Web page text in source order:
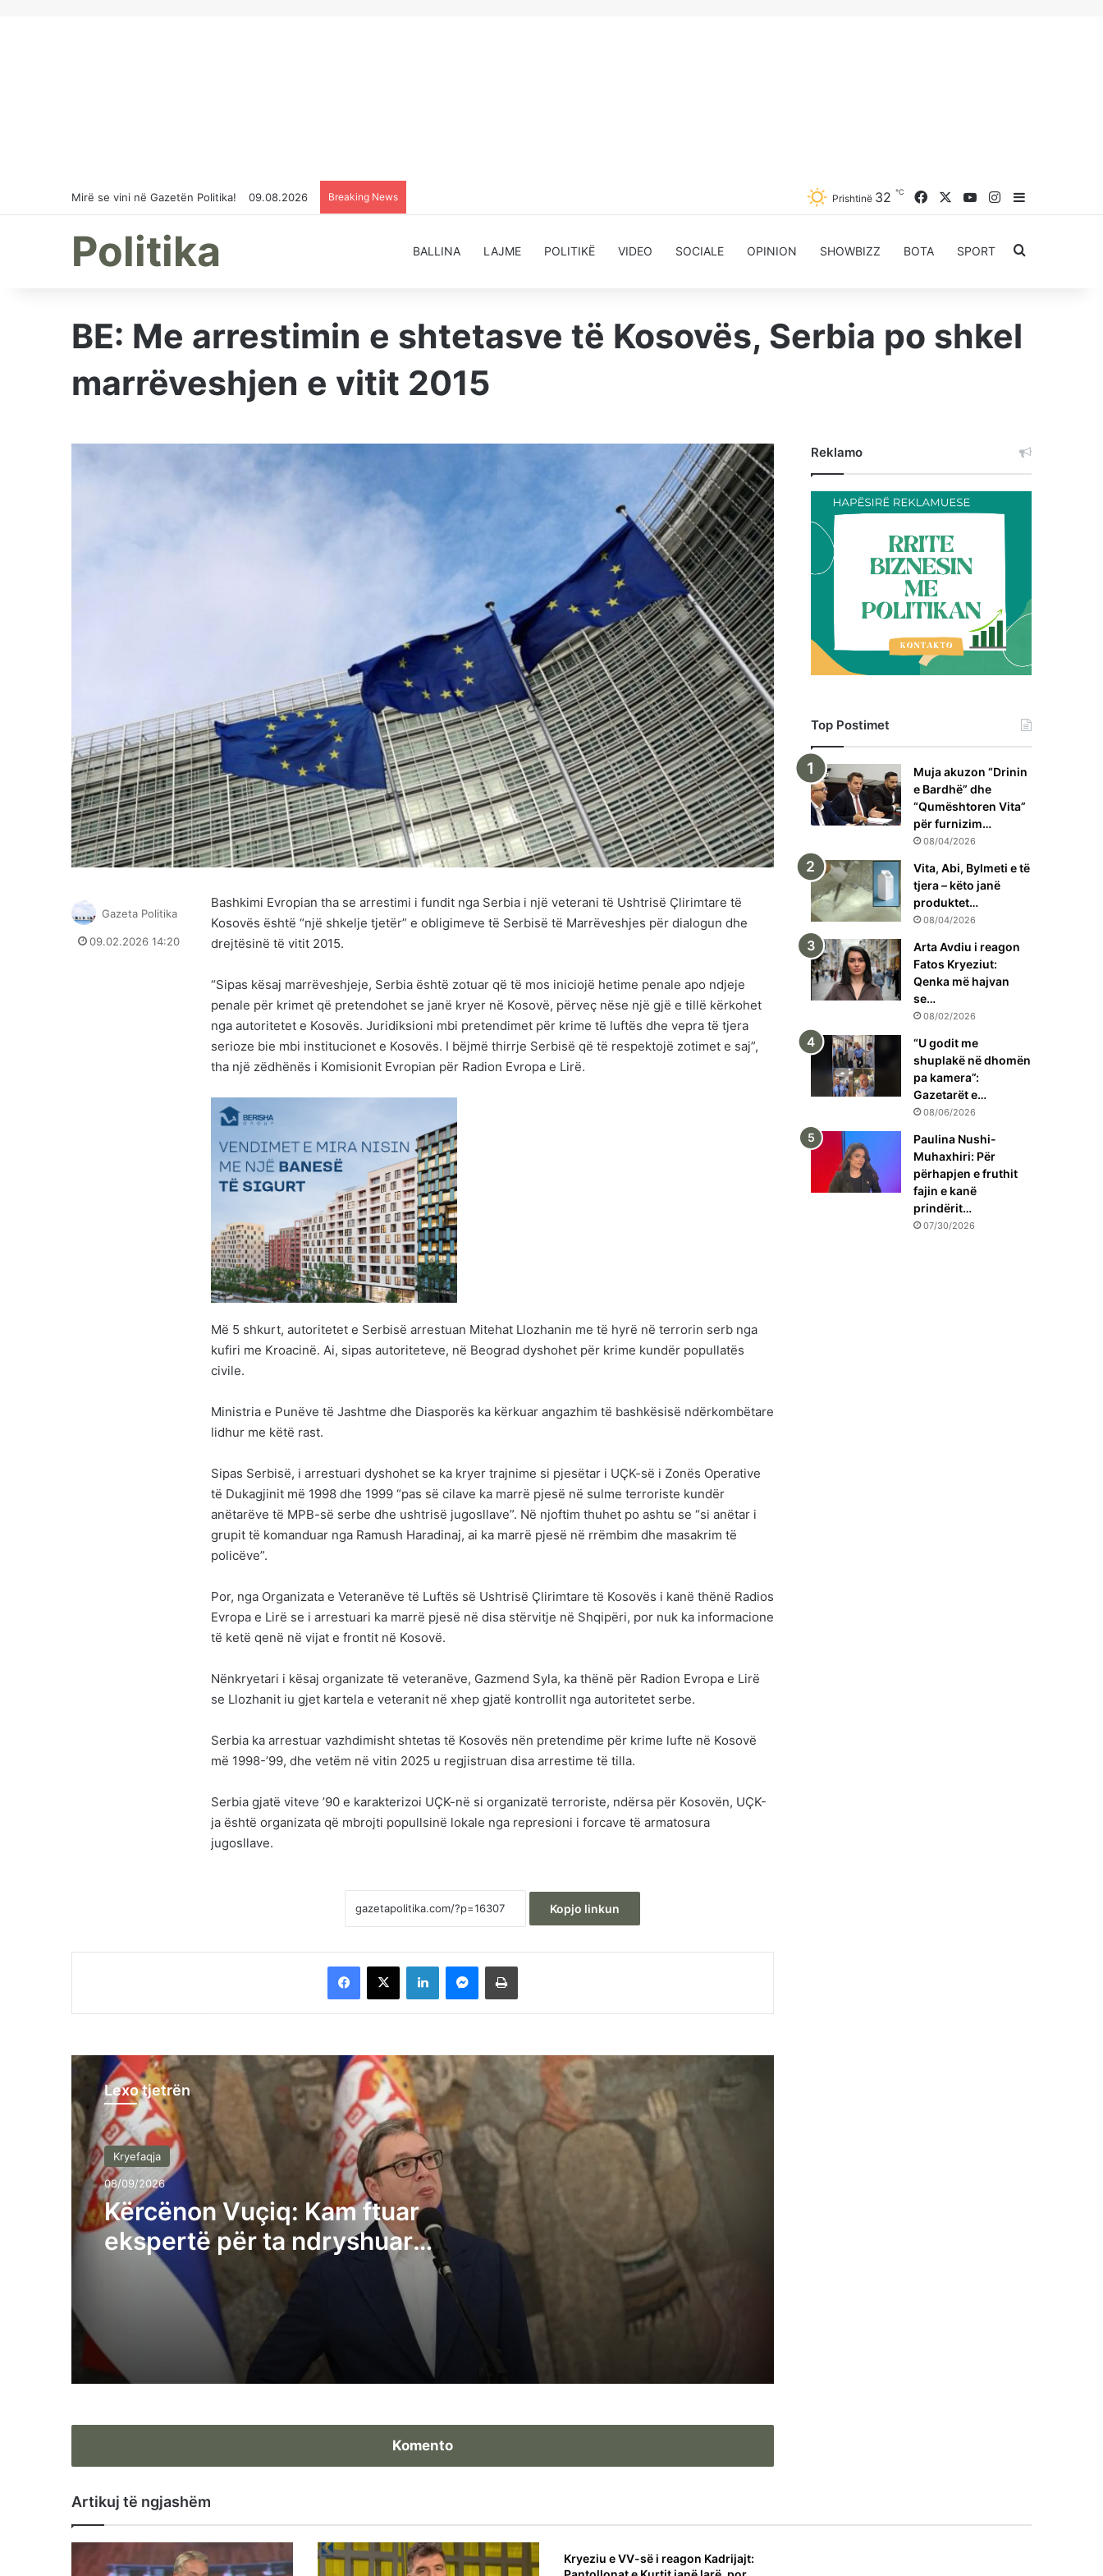
Mirë se vini në Gazetën Politika! 09.08.2026 Breaking News Prishtinë 32 ℃ FacebookYouTubeInstagram
Sidebar
Politika BALLINA LAJME POLITIKË VIDEO SOCIALE OPINION SHOWBIZZ BOTA SPORT Kërkoni
BE: Me arrestimin e shtetasve të Kosovës, Serbia po shkel
marrëveshjen e vitit 2015
Bashkimi Evropian tha se arrestimi i fundit nga Serbia i një veterani të Ushtrisë Çlirimtare të
Kosovës është “një shkelje tjetër” e obligimeve të Serbisë të Marrëveshjes për dialogun dhe
drejtësinë të vitit 2015.
“Sipas kësaj marrëveshjeje, Serbia është zotuar që të mos iniciojë hetime penale apo ndjeje
penale për krimet që pretendohet se janë kryer në Kosovë, përveç nëse një gjë e tillë kërkohet
nga autoritetet e Kosovës. Juridiksioni mbi pretendimet për krime të luftës dhe vepra të tjera
serioze bie mbi institucionet e Kosovës. I bëjmë thirrje Serbisë që të respektojë zotimet e saj”,
tha një zëdhënës i Komisionit Evropian për Radion Evropa e Lirë.
Më 5 shkurt, autoritetet e Serbisë arrestuan Mitehat Llozhanin me të hyrë në terrorin serb nga
kufiri me Kroacinë. Ai, sipas autoriteteve, në Beograd dyshohet për krime kundër popullatës
civile.
Ministria e Punëve të Jashtme dhe Diasporës ka kërkuar angazhim të bashkësisë ndërkombëtare
lidhur me këtë rast.
Sipas Serbisë, i arrestuari dyshohet se ka kryer trajnime si pjesëtar i UÇK-së i Zonës Operative
të Dukagjinit më 1998 dhe 1999 “pas së cilave ka marrë pjesë në sulme terroriste kundër
anëtarëve të MPB-së serbe dhe ushtrisë jugosllave”. Në njoftim thuhet po ashtu se “si anëtar i
grupit të komanduar nga Ramush Haradinaj, ai ka marrë pjesë në rrëmbim dhe masakrim të
policëve”.
Por, nga Organizata e Veteranëve të Luftës së Ushtrisë Çlirimtare të Kosovës i kanë thënë Radios
Evropa e Lirë se i arrestuari ka marrë pjesë në disa stërvitje në Shqipëri, por nuk ka informacione
të ketë qenë në vijat e frontit në Kosovë.
Nënkryetari i kësaj organizate të veteranëve, Gazmend Syla, ka thënë për Radion Evropa e Lirë
se Llozhanit iu gjet kartela e veteranit në xhep gjatë kontrollit nga autoritetet serbe.
Serbia ka arrestuar vazhdimisht shtetas të Kosovës nën pretendime për krime lufte në Kosovë
më 1998-’99, dhe vetëm në vitin 2025 u regjistruan disa arrestime të tilla.
Serbia gjatë viteve ’90 e karakterizoi UÇK-në si organizatë terroriste, ndërsa për Kosovën, UÇK-
ja është organizata që mbrojti popullsinë lokale nga represioni i forcave të armatosura
jugosllave.
Kopjo linkun
Gazeta Politika
09.02.2026 14:20
Facebook
X LinkedInMessengerPrintoje
Lexo tjetrën
Kryefaqja
08/09/2026
Kërcënon Vuçiq: Kam ftuar
ekspertë për ta ndryshuar
rrjedhën e Ibrit, po malltretojnë
popullin tonë – të shohim si do
sillen shqiptarët
Kërcënon Vuçiq: Kam ftuar ekspertë për ta
ndryshuar rrjedhën e Ibrit, po malltretojnë
popullin tonë – të shohim si do sillen
shqiptarët
Enver Hoxhaj: PDK-ja nuk merr pjesë në
takime, as nuk lodhemi çfarë shkruan Albin
Kurti
Zelensky tha në Serbi se Ukraina nuk e
njeh Kosovën, largohet flamuri ukrainas nga
Hotel Grand
Arben Gashi: Marrëveshja me VV-në
pothuajse e pamundur – pushteti të ndahet
3 me 1, Presidenti t’i takojë LDK-së
Flaka Surroi: Jemi në krizë të thellë politike,
era zgjedhje në dhjetor
Komento
Reklamo
Top Postimet
Muja akuzon “Drinin
e Bardhë” dhe
“Qumështoren Vita”
për furnizim…
08/04/2026
Vita, Abi, Bylmeti e të
tjera – këto janë
produktet…
08/04/2026
Arta Avdiu i reagon
Fatos Kryeziut:
Qenka më hajvan
se…
08/02/2026
“U godit me
shuplakë në dhomën
pa kamera”:
Gazetarët e…
08/06/2026
Paulina Nushi-
Muhaxhiri: Për
përhapjen e fruthit
fajin e kanë
prindërit…
07/30/2026
Artikuj të ngjashëm
Kryeziu e VV-së i reagon Kadrijajt: